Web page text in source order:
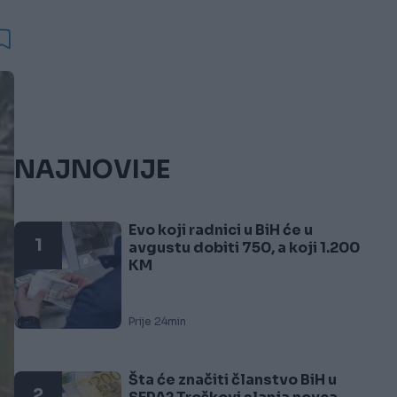
NAJNOVIJE
1
Evo koji radnici u BiH će u
avgustu dobiti 750, a koji 1.200
KM
Prije 24min
Šta će značiti članstvo BiH u